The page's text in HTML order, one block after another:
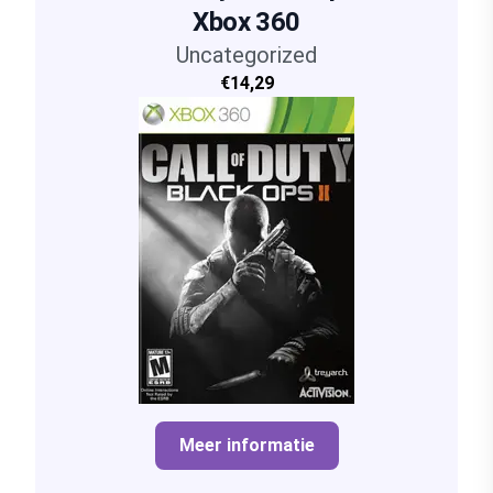
Xbox 360
Uncategorized
€14,29
Meer informatie